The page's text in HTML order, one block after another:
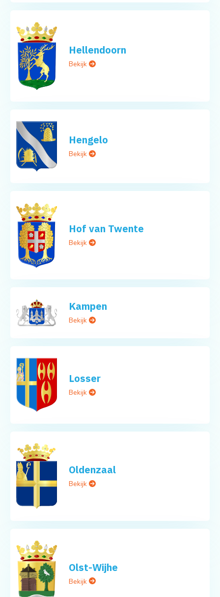
Hellendoorn
Bekijk
Hengelo
Bekijk
Hof van Twente
Bekijk
Kampen
Bekijk
Losser
Bekijk
Oldenzaal
Bekijk
Olst-Wijhe
Bekijk